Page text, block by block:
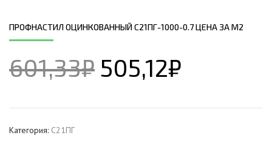
ПРОФНАСТИЛ ОЦИНКОВАННЫЙ С21ПГ-1000-0.7 ЦЕНА ЗА М2
601,33₽ 505,12₽
Категория: С21ПГ